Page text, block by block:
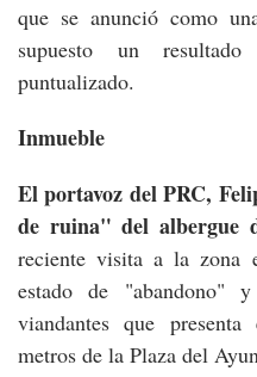
que se anunció como
supuesto un
puntualizado.
Inmueble
El portavoz del PRC,
de ruina" del
reciente visita a la zona
estado de "abandono"
viandantes que
metros de la Plaza del